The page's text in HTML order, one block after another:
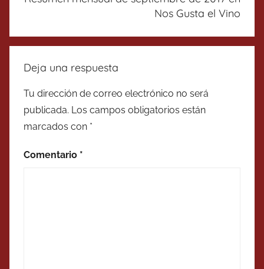
Nos Gusta el Vino
Deja una respuesta
Tu dirección de correo electrónico no será
publicada. Los campos obligatorios están
marcados con *
Comentario *